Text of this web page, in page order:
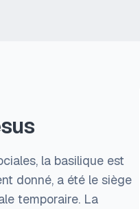
la basilique est
donné, a été le siège
temporaire. La